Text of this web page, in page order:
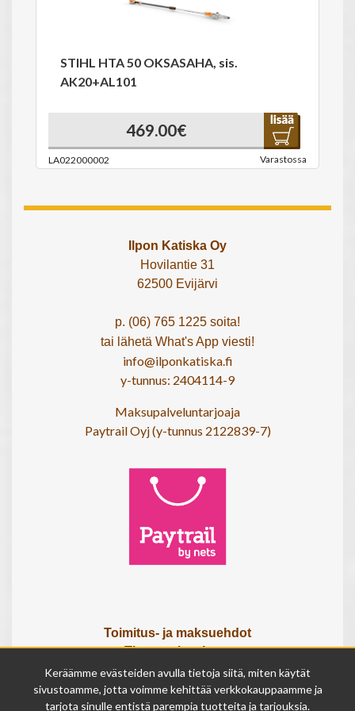
STIHL HTA 50 OKSASAHA, sis.
AK20+AL101
469.00€
LA022000002 Varastossa
Ilpon Katiska Oy
Hovilantie 31
62500 Evijärvi
p. (06) 765 1225 soita!
tai lähetä What's App viesti!
info@ilponkatiska.fi
y-tunnus: 2404114-9
Maksupalveluntarjoaja
Paytrail Oyj (y-tunnus 2122839-7)
Toimitus- ja maksuehdot
Tietosuojaseloste
Tietoa meistä
Osta lahjakortti
Tilauksen peruutuslomake
Keräämme evästeiden avulla tietoja siitä, miten käytät
sivustoamme, jotta voimme kehittää verkkokauppaamme ja
tarjota sinulle entistä parempia tuotteita ja tarjouksia.